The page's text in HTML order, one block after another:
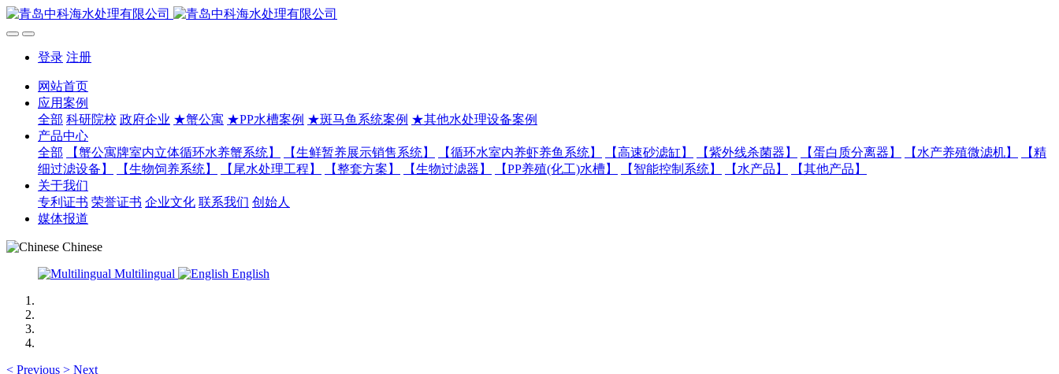
登录 注册
网站首页
应用案例
全部 科研院校 政府企业 ★蟹公寓 ★PP水槽案例 ★斑马鱼系统案例 ★其他水处理设备案例
产品中心
全部
【蟹公寓牌室内立体循环水养蟹系统】 【生鲜暂养展示销售系统】 【循环水室内养虾养鱼系统】 【高速砂滤缸】 【紫外线杀菌器】 【蛋白质分离器】 【水产养殖微滤机】
【精
细过滤设备】
【生物饲养系统】 【尾水处理工程】 【整套方案】 【生物过滤器】 【PP养殖(化工)水槽】 【智能控制系统】 【水产品】
【其他产品】
关于我们
专利证书 荣誉证书 企业文化 联系我们 创始人
媒体报道
Chinese
Multilingual
English
< Previous > Next